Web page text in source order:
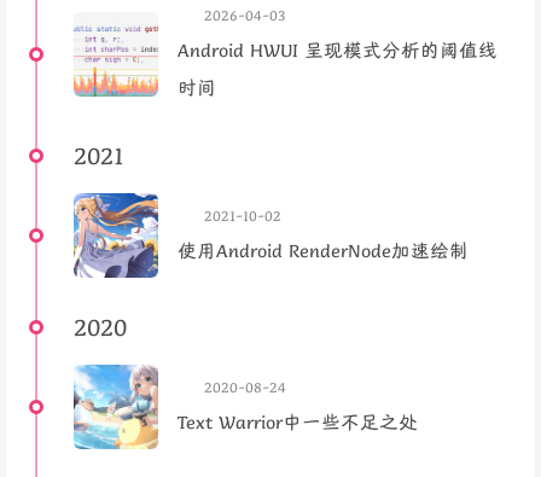
2026-04-03
Android HWUI 呈现模式分析的阈值线
时间
2021
2021-10-02
使用Android RenderNode加速绘制
2020
2020-08-24
Text Warrior中一些不足之处